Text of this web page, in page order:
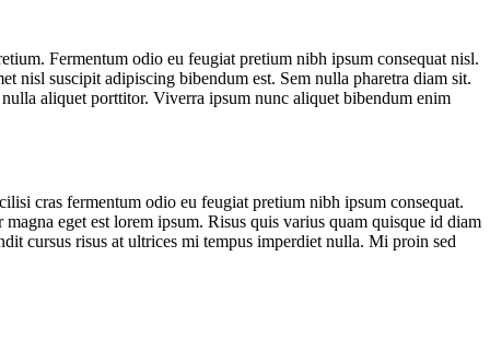
Fermentum odio eu feugiat pretium nibh ipsum consequat nisl.
nisl suscipit adipiscing bibendum est. Sem nulla pharetra diam sit.
aliquet porttitor. Viverra ipsum nunc aliquet bibendum enim
cras fermentum odio eu feugiat pretium nibh ipsum consequat.
eget est lorem ipsum. Risus quis varius quam quisque id diam
cursus risus at ultrices mi tempus imperdiet nulla. Mi proin sed